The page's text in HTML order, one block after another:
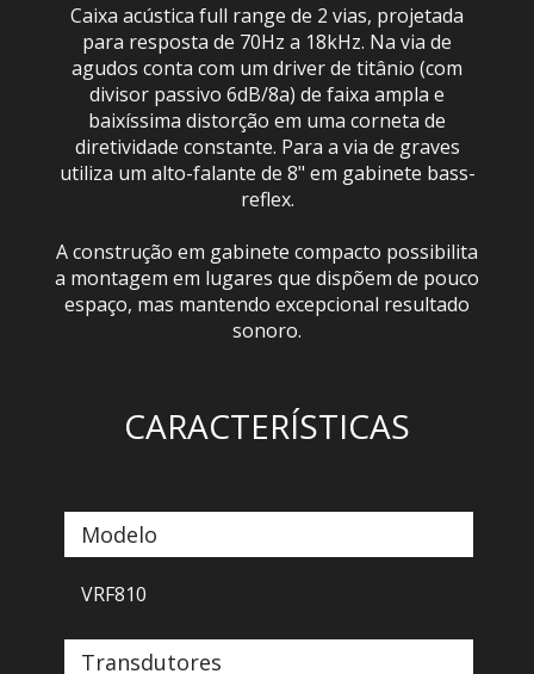
Caixa acústica full range de 2 vias, projetada
para resposta de 70Hz a 18kHz. Na via de
agudos conta com um driver de titânio (com
divisor passivo 6dB/8a) de faixa ampla e
baixíssima distorção em uma corneta de
diretividade constante. Para a via de graves
utiliza um alto-falante de 8" em gabinete bass-
reflex.
A construção em gabinete compacto possibilita
a montagem em lugares que dispõem de pouco
espaço, mas mantendo excepcional resultado
sonoro.
CARACTERÍSTICAS
Modelo
VRF810
Transdutores